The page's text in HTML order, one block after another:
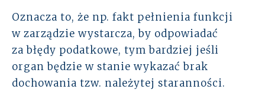
Oznacza to, że np. fakt pełnienia funkcji
w zarządzie wystarcza, by odpowiadać
za błędy podatkowe, tym bardziej jeśli
organ będzie w stanie wykazać brak
dochowania tzw. należytej staranności.